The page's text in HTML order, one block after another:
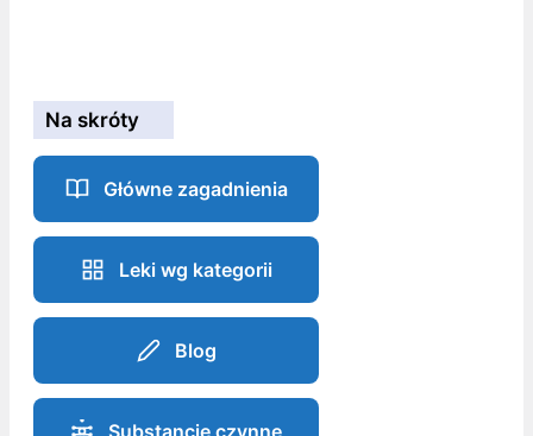
Na skróty
Główne zagadnienia
Leki wg kategorii
Blog
Substancje czynne